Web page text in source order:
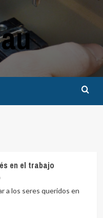
en el trabajo
a los seres queridos en